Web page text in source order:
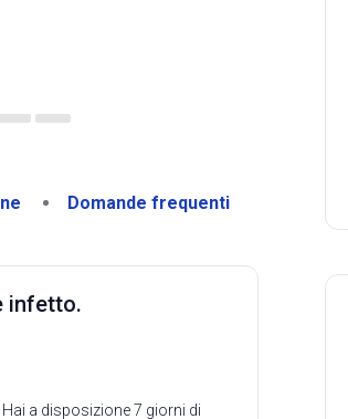
Domande frequenti
infetto.
a disposizione 7 giorni di